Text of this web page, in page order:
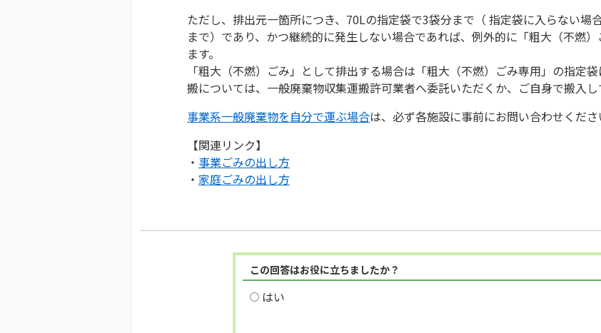
ただし、排出元一箇所につき、70Lの指定袋で3袋分まで（ 指定袋に入らない場
まで）であり、かつ継続的に発生しない場合であれば、例外的に「粗大（不燃
ます。
「粗大（不燃）ごみ」として排出する場合は「粗大（不燃）ごみ専用」の指定
搬については、一般廃棄物収集運搬許可業者へ委託いただくか、ご自身で搬入し
事業系一般廃棄物を自分で運ぶ場合は、必ず各施設に事前にお問い合わせくださ
【関連リンク】
・ 事業ごみの出し方
・ 家庭ごみの出し方
この回答はお役に立ちましたか？
はい